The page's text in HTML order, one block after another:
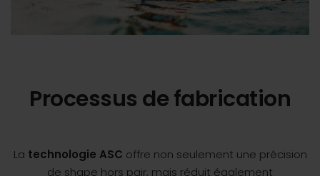
Processus de fabrication
La technologie ASC offre non seulement une précision
de shape hors pair, mais réduit également